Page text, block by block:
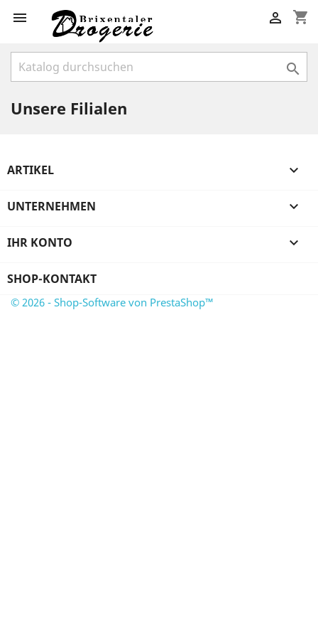
 shopping_cart


Unsere Filialen
ARTIKEL 
UNTERNEHMEN 
IHR KONTO 
SHOP-KONTAKT
© 2026 - Shop-Software von PrestaShop™